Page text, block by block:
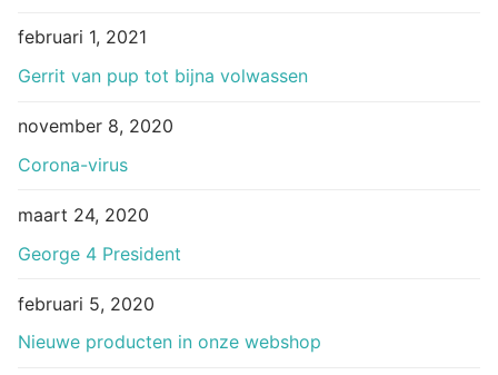
februari 1, 2021
Gerrit van pup tot bijna volwassen
november 8, 2020
Corona-virus
maart 24, 2020
George 4 President
februari 5, 2020
Nieuwe producten in onze webshop